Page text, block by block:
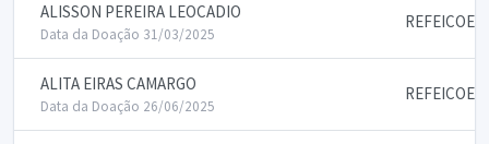
ALISSON PEREIRA LEOCADIO
Data da Doação 31/03/2025
REFEICOES
ALITA EIRAS CAMARGO
Data da Doação 26/06/2025
REFEICOES